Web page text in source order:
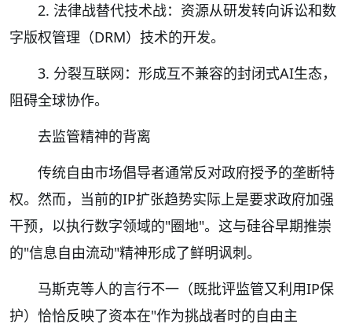
2. 法律战替代技术战：资源从研发转向诉讼和数
字版权管理（DRM）技术的开发。
3. 分裂互联网：形成互不兼容的封闭式AI生态，
阻碍全球协作。
去监管精神的背离
传统自由市场倡导者通常反对政府授予的垄断特
权。然而，当前的IP扩张趋势实际上是要求政府加强
干预，以执行数字领域的"圈地"。这与硅谷早期推崇
的"信息自由流动"精神形成了鲜明讽刺。
马斯克等人的言行不一（既批评监管又利用IP保
护）恰恰反映了资本在"作为挑战者时的自由主